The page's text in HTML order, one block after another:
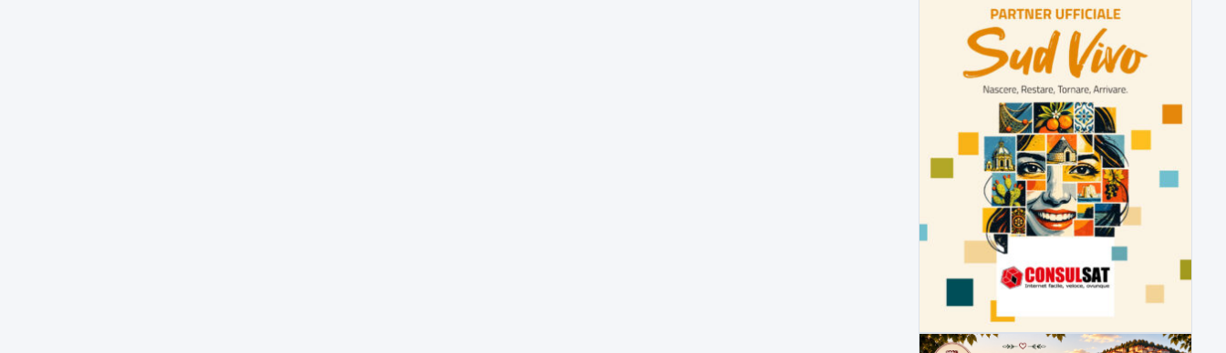
Sarà affidato con ogni probabilità all'inizio
della prossima settimana l'incarico...